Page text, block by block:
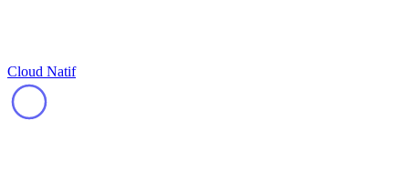
Cloud Natif